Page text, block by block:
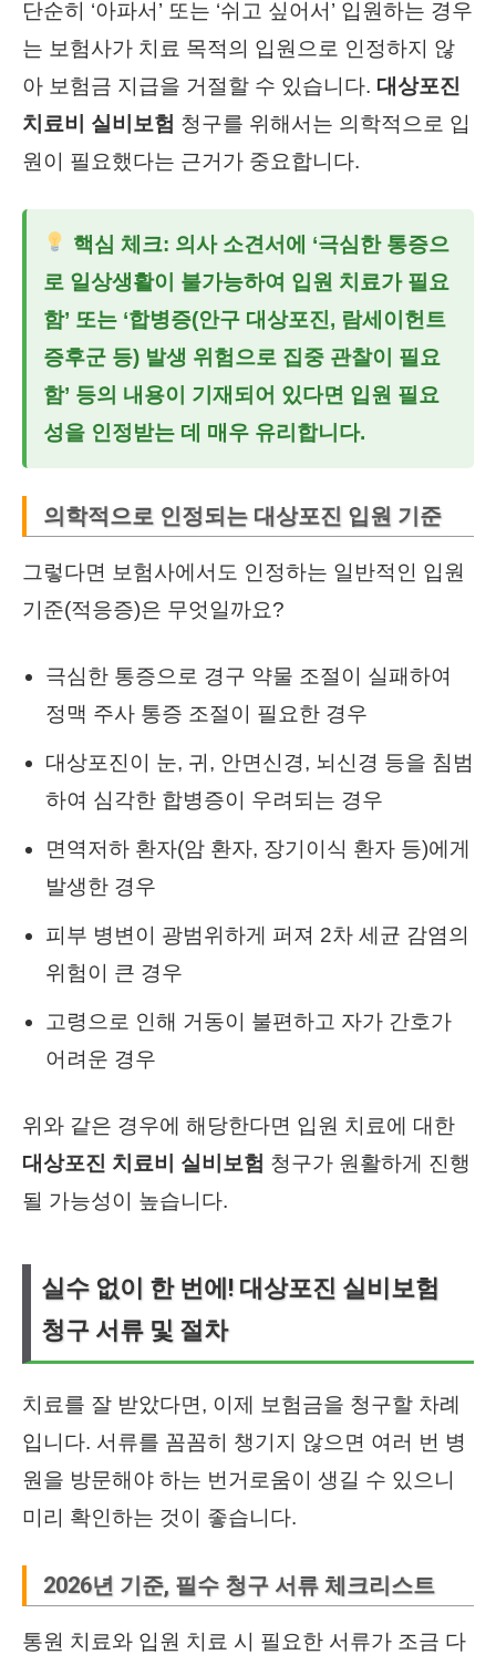
단순히 ‘아파서’ 또는 ‘쉬고 싶어서’ 입원하는 경우
는 보험사가 치료 목적의 입원으로 인정하지 않
아 보험금 지급을 거절할 수 있습니다. 대상포진
치료비 실비보험 청구를 위해서는 의학적으로 입
원이 필요했다는 근거가 중요합니다.
핵심 체크: 의사 소견서에 ‘극심한 통증으
로 일상생활이 불가능하여 입원 치료가 필요
함’ 또는 ‘합병증(안구 대상포진, 람세이헌트
증후군 등) 발생 위험으로 집중 관찰이 필요
함’ 등의 내용이 기재되어 있다면 입원 필요
성을 인정받는 데 매우 유리합니다.
의학적으로 인정되는 대상포진 입원 기준
그렇다면 보험사에서도 인정하는 일반적인 입원
기준(적응증)은 무엇일까요?
극심한 통증으로 경구 약물 조절이 실패하여
정맥 주사 통증 조절이 필요한 경우
대상포진이 눈, 귀, 안면신경, 뇌신경 등을 침범
하여 심각한 합병증이 우려되는 경우
면역저하 환자(암 환자, 장기이식 환자 등)에게
발생한 경우
피부 병변이 광범위하게 퍼져 2차 세균 감염의
위험이 큰 경우
고령으로 인해 거동이 불편하고 자가 간호가
어려운 경우
위와 같은 경우에 해당한다면 입원 치료에 대한
대상포진 치료비 실비보험 청구가 원활하게 진행
될 가능성이 높습니다.
실수 없이 한 번에! 대상포진 실비보험
청구 서류 및 절차
치료를 잘 받았다면, 이제 보험금을 청구할 차례
입니다. 서류를 꼼꼼히 챙기지 않으면 여러 번 병
원을 방문해야 하는 번거로움이 생길 수 있으니
미리 확인하는 것이 좋습니다.
2026년 기준, 필수 청구 서류 체크리스트
통원 치료와 입원 치료 시 필요한 서류가 조금 다